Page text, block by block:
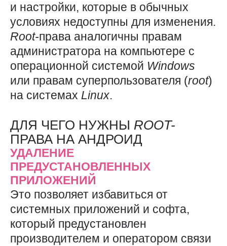
и настройки, которые в обычных
условиях недоступны для изменения.
Root-права аналогичны правам
администратора на компьютере с
операционной системой Windows
или правам суперпользователя (root)
на системах Linux.
ДЛЯ ЧЕГО НУЖНЫ ROOT-
ПРАВА НА АНДРОИД
УДАЛЕНИЕ
ПРЕДУСТАНОВЛЕННЫХ
ПРИЛОЖЕНИЙ
Это позволяет избавиться от
системных приложений и софта,
который предустановлен
производителем и оператором связи